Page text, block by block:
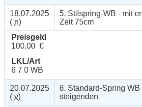
18.07.2025
( n)
5. Stilspring-WB - mit
Zeit 75cm
Preisgeld
100,00 €
LKL/Art
6 7 0 WB
20.07.2025
( v)
6. Standard-Spring WB
steigenden